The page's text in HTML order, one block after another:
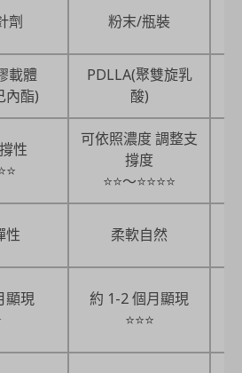
劑 粉末/瓶裝
載體
內酯)
PDLLA(聚雙旋乳
酸)
性
可依照濃度 調整支
撐度
⭐⭐～⭐⭐⭐⭐
性 柔軟自然
顯現
約 1-2 個月顯現
⭐⭐⭐